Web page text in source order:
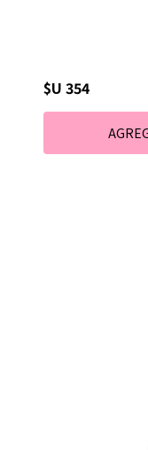
$U 354